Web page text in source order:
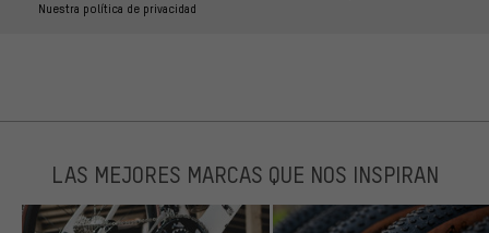
Nuestra política de privacidad
LAS MEJORES MARCAS QUE NOS INSPIRAN